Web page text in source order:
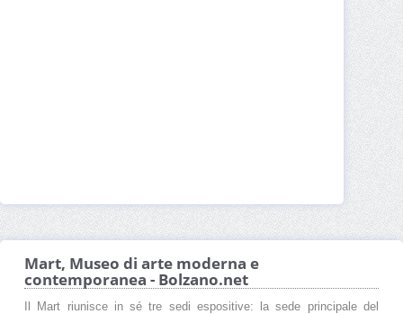
Mart, Museo di arte moderna e
contemporanea - Bolzano.net
Il Mart riunisce in sé tre sedi espositive: la sede principale del